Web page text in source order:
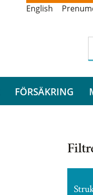
English
FÖRSÄKRING